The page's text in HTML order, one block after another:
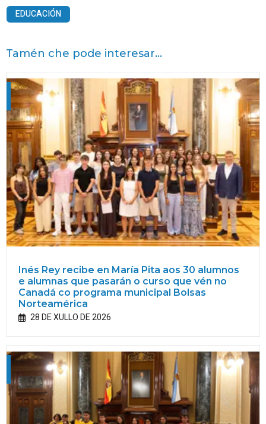
EDUCACIÓN
Tamén che pode interesar...
Inés Rey recibe en María Pita aos 30 alumnos
e alumnas que pasarán o curso que vén no
Canadá co programa municipal Bolsas
Norteamérica
28 DE XULLO DE 2026